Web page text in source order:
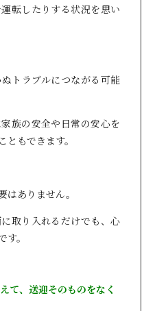
転したりする状況を思い
トラブルにつながる可能
族の安全や日常の安心を
もできます。
はありません。
取り入れるだけでも、心
。
て、送迎そのものをなく